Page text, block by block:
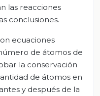
las reacciones
conclusiones.
ecuaciones
de átomos de
la conservación
de átomos en
y después de la